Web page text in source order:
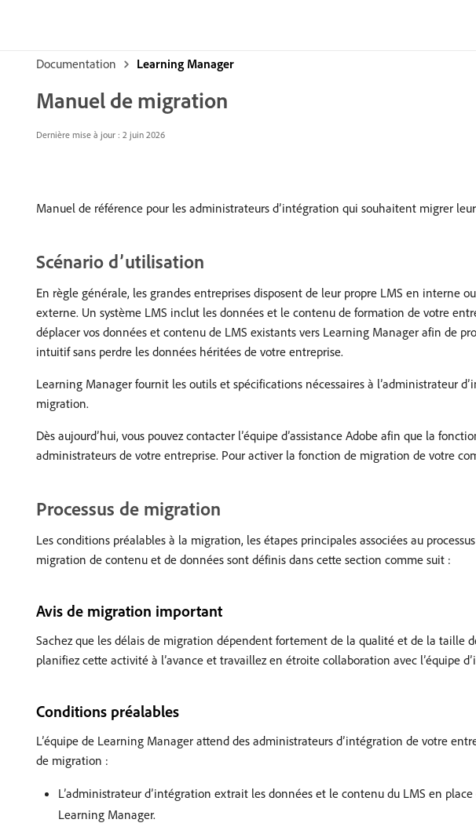
Documentation Learning Manager
Manuel de migration
Dernière mise à jour : 2 juin 2026
Manuel de référence pour les administrateurs d’intégration qui souhaitent migrer
Scénario d’utilisation
En règle générale, les grandes entreprises disposent de leur propre LMS en interne
externe. Un système LMS inclut les données et le contenu de formation de votre
déplacer vos données et contenu de LMS existants vers Learning Manager afin de
intuitif sans perdre les données héritées de votre entreprise.
Learning Manager fournit les outils et spécifications nécessaires à l’administrateur
migration.
Dès aujourd’hui, vous pouvez contacter l’équipe d’assistance Adobe afin que la
administrateurs de votre entreprise. Pour activer la fonction de migration de votre
Processus de migration
Les conditions préalables à la migration, les étapes principales associées au
migration de contenu et de données sont définis dans cette section comme suit :
Avis de migration important
Sachez que les délais de migration dépendent fortement de la qualité et de la taille
planifiez cette activité à l’avance et travaillez en étroite collaboration avec l’équipe
Conditions préalables
L’équipe de Learning Manager attend des administrateurs d’intégration de votre
de migration :
L’administrateur d’intégration extrait les données et le contenu du LMS en
Learning Manager.